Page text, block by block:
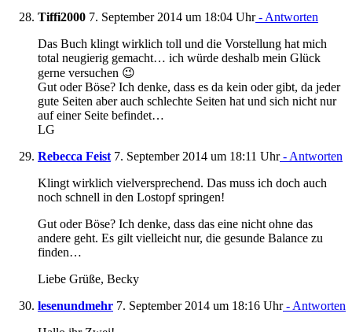
Tiffi2000 7. September 2014 um 18:04 Uhr- Antworten
Das Buch klingt wirklich toll und die Vorstellung hat mich
total neugierig gemacht… ich würde deshalb mein Glück
gerne versuchen 😉
Gut oder Böse? Ich denke, dass es da kein oder gibt, da jeder
gute Seiten aber auch schlechte Seiten hat und sich nicht nur
auf einer Seite befindet…
LG
Rebecca Feist 7. September 2014 um 18:11 Uhr- Antworten
Klingt wirklich vielversprechend. Das muss ich doch auch
noch schnell in den Lostopf springen!
Gut oder Böse? Ich denke, dass das eine nicht ohne das
andere geht. Es gilt vielleicht nur, die gesunde Balance zu
finden…
Liebe Grüße, Becky
lesenundmehr 7. September 2014 um 18:16 Uhr- Antworten